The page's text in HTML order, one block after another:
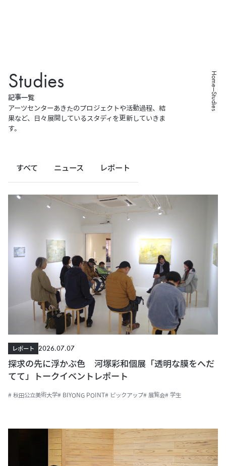
Home
Studies
Studies
記事一覧
アーツセンターあきたのプロジェクトや活動過程、結
果など、
日々展開しているスタディを更新していきま
す。
すべて ニュース レポート
レポート
2026.07.07
探求の先に浮かぶ色 河塚彩和個展「透明な膜をへだ
てて」トークイベントレポート
# 秋田公立美術大学# BIYONG POINT# ピックアップ# 展覧会# 学生